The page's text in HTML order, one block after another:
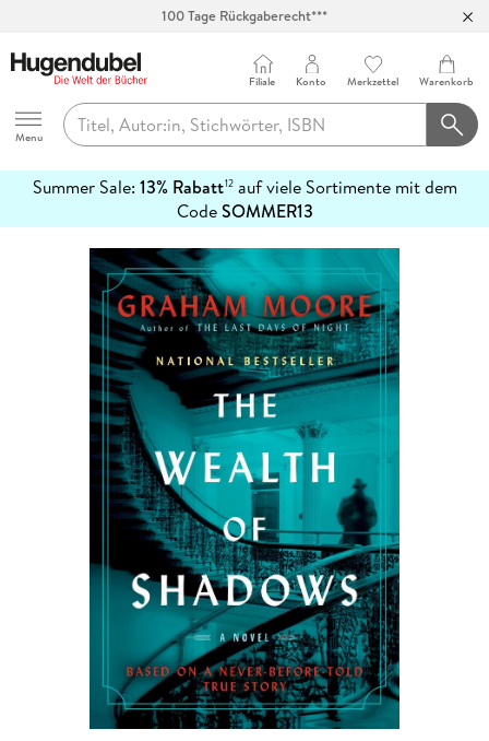
Hugendubel
Menu
Filiale Konto Merkzettel Warenkorb
Summer Sale: 13% Rabatt12auf viele Sortimente mit dem
CodeSOMMER13
erfahren